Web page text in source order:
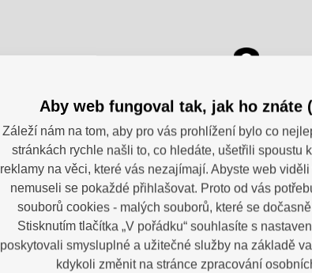
Aby web fungoval tak, jak ho znáte
Záleží nám na tom, aby pro vás prohlížení bylo co
stránkách rychle našli to, co hledáte, ušetřili spoustu
reklamy na věci, které vás nezajímají. Abyste web
nemuseli se pokaždé přihlašovat. Proto od vás
souborů cookies - malých souborů, které se
Stisknutím tlačítka „V pořádku“ souhlasíte s
poskytovali smysluplné a užitečné služby na základě
kdykoli změnit na stránce zpracování